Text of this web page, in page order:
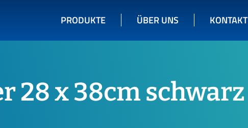
PRODUKTE ÜBER UNS KONTAKT
28 x 38cm schwarz